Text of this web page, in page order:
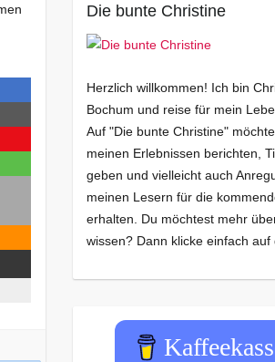
Die bunte Christine
Herzlich willkommen! Ich bin
Bochum und reise für mein
Auf "Die bunte Christine"
meinen Erlebnissen berichten,
geben und vielleicht auch
meinen Lesern für die
erhalten. Du möchtest mehr
wissen? Dann klicke einfach auf